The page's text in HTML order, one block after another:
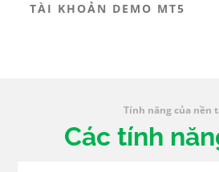
TÀI KHOẢN DEMO MT5
Tính năng của nền
Các tính